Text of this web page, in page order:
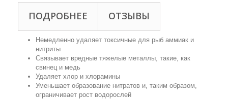
ПОДРОБНЕЕ ОТЗЫВЫ
Немедленно удаляет токсичные для рыб аммиак и
нитриты
Связывает вредные тяжелые металлы, такие, как
свинец и медь
Удаляет хлор и хлорамины
Уменьшает образование нитратов и, таким образом,
ограничивает рост водорослей